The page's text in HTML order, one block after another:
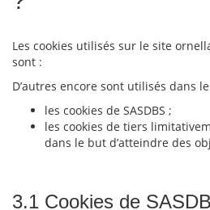
Les cookies utilisés sur le site
sont :
D’autres encore sont utilisés dans
les cookies de SASDBS ;
les cookies de tiers
dans le but d’atteindre des
3.1 Cookies de